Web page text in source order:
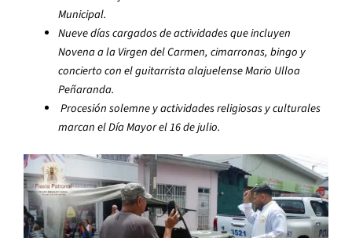
Municipal.
Nueve días cargados de actividades que incluyen
Novena a la Virgen del Carmen, cimarronas, bingo y
concierto con el guitarrista alajuelense Mario Ulloa
Peñaranda.
Procesión solemne y actividades religiosas y culturales
marcan el Día Mayor el 16 de julio.